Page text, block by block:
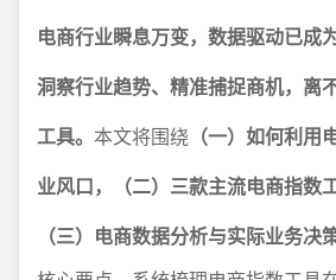
电商行业瞬息万变，数据驱动已成
洞察行业趋势、精准捕捉商机，离
工具。 本文将围绕 （一）如何利
业风口，（二）三款主流电商指数
（三）电商数据分析与实际业务决